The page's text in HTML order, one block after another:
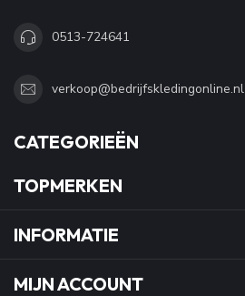
0513-724641
verkoop@bedrijfskledingonline.nl
CATEGORIEËN
TOPMERKEN
INFORMATIE
MIJN ACCOUNT